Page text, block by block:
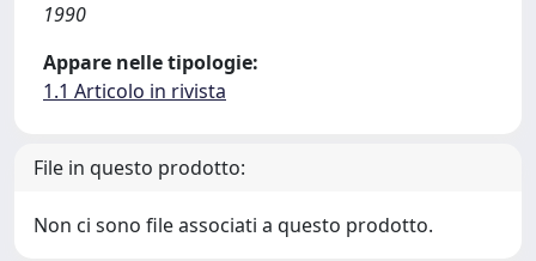
1990
Appare nelle tipologie:
1.1 Articolo in rivista
File in questo prodotto:
Non ci sono file associati a questo prodotto.